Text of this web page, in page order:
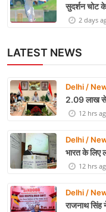
सुदर्शन चोट
2 days
LATEST NEWS
Delhi /
2.09 लाख से
12 hrs
Delhi /
भारत के लिए
12 hrs
Delhi /
राजनाथ सिंह